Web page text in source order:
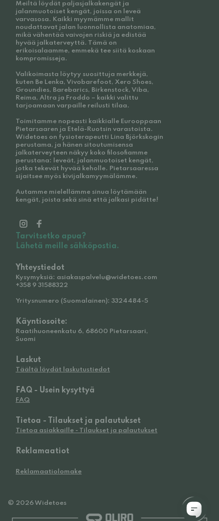
Meiltä löydät paljasjalkakengät ja
jalanmuotoiset kengät, joissa on leveä
varvasosa. Kaikki myymämme mallit
noudattavat jalan luonnollista anatomiaa,
mikä vähentää vaivojen riskiä ja edistää
hyvää jalkaterveyttä. Tämä on
erikoisalaamme, emmekä tee siitä koskaan
kompromisseja.
Valikoimasta löytyy suosittuja merkkejä,
kuten Be Lenka, Vivobarefoot, Xero Shoes,
Groundies, Barebarics, Birkenstock, Viba,
Reima, Altra ja Froddo – kaikki valittu
tarjoamaan varpaille reilusti tilaa.
Toimitamme nopeasti kaikkialle Eurooppaan
Pietarsaaren ja Etelä-Ruotsin varastoista.
Widetoes on fysioterapeutti Lina Björkskogin
perustama, ja hänen sitoutumisensa
jalkaterveyteen näkyy koko filosofiamme
perustana: leveät, jalanmuotoiset kengät,
jotka tekevät hyvää keholle. Pietarsaaressa
sijaitsee myös kivijalkamyymälämme.
Autamme mielellämme sinua löytämään
kengät, joista sekä sinä että jalkasi pidätte!
Tarvitsetko apua?
Lähetä meille sähköpostia.
Yhteystiedot
Kysymyksiä: asiakaspalvelu@widetoes.com
+358 9 31588322
Yritysnumero (Suomalainen): 3324484-5
Käyntiosoite:
Raatihuoneenkatu 6, 68600 Pietarsaari,
Suomi
Laskut
Täältä löydät laskutustiedot
FAQ - Usein kysyttyä
FAQ
Tietoa - Tilaukset ja palautukset
Tietoa asiakkaille - Tilaukset ja palautukset
Reklamaatiot
Reklamaatiolomake
© 2026 Widetoes